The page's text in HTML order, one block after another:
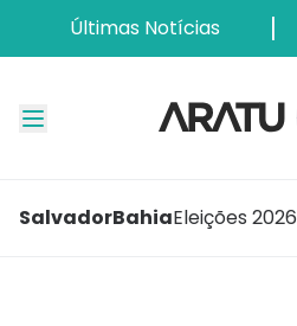
Últimas Notícias
SalvadorBahiaEleições 2026